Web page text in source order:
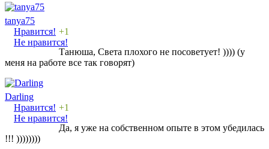
tanya75
Нравится!
Не нравится!
+1
Танюша, Света плохого не посоветует! )))) (у
меня на работе все так говорят)
Darling
Нравится!
Не нравится!
+1
Да, я уже на собственном опыте в этом убедилась
!!! ))))))))